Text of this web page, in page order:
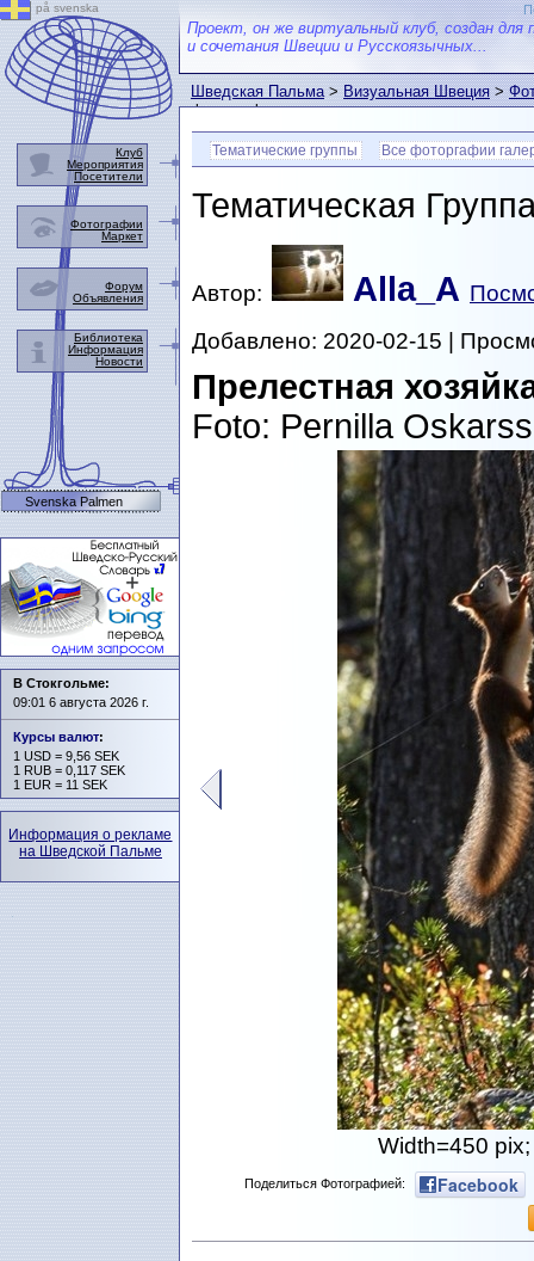
Проект, он же виртуальный клуб, создан для
и сочетания Швеции и Русскоязычных...
Шведская Пальма>Визуальная Швеция>
фотографии
Тематические группы Все фоторгафии
Тематическая
Автор: Alla_A
Добавлено: 2020-02-15 |
Прелестная
Foto: Pernilla
Width=450
Поделиться Фотографией: Facebook
på svenska
Клуб
Мероприятия
Посетители
Фотографии
Маркет
Форум
Объявления
Библиотека
Информация
Новости
Svenska Palmen
В Стокгольме:
09:01 6 августа 2026 г.
Курсы валют:
1 USD = 9,56 SEK
1 RUB = 0,117 SEK
1 EUR = 11 SEK
Информация о рекламе
на Шведской Пальме